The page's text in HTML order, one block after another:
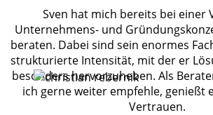
Sven hat mich bereits bei einer
Unternehmens- und
beraten. Dabei sind sein enormes
strukturierte Intensität, mit der er
besonders hervorzuheben. Als
ich gerne weiter empfehle, genießt
Vertrauen.